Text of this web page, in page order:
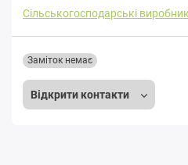
Сільськогосподарські
Відкрити контакти
Заміток немає